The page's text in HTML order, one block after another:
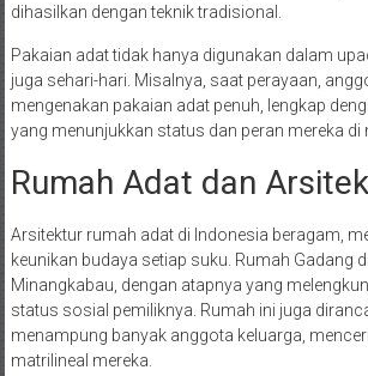
dihasilkan dengan teknik tradisional.
Pakaian adat tidak hanya digunakan dalam
juga sehari-hari. Misalnya, saat perayaan,
mengenakan pakaian adat penuh, lengkap
yang menunjukkan status dan peran mereka di
Rumah Adat dan
Arsitektur rumah adat di Indonesia beragam,
keunikan budaya setiap suku. Rumah Gadang
Minangkabau, dengan atapnya yang
status sosial pemiliknya. Rumah ini juga
menampung banyak anggota keluarga,
matrilineal mereka.